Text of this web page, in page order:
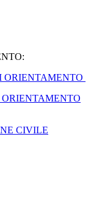
ORIENTAMENTO
CIVILE